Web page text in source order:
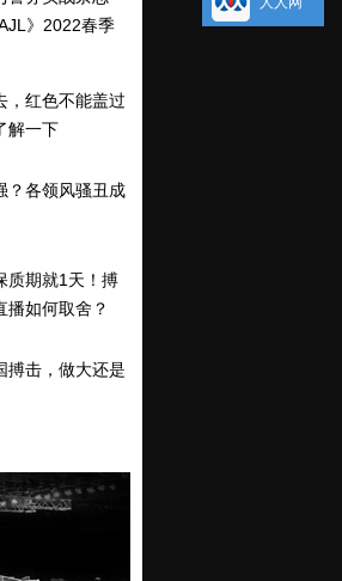
》2022春季
，红色不能盖过
解一下
？各领风骚丑成
质期就1天！搏
播如何取舍？
搏击，做大还是